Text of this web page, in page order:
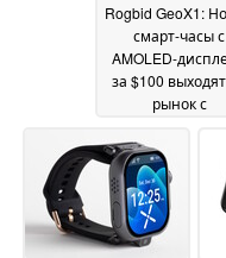
Rogbid GeoX1:
смарт-часы с
AMOLED-
за $100
рынок с
картами и 100-
дневным
работы от
аккумулятора